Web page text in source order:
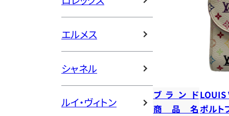
エルメス
シャネル
ルイ・ヴィトン
ブランドLOUIS
商品名ポルト